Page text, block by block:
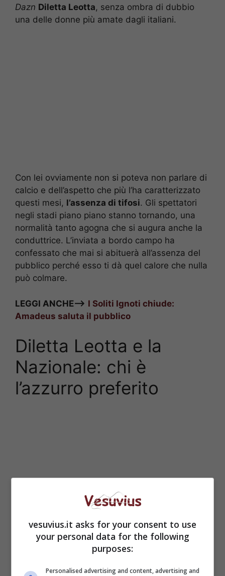
Dazn Diletta Leotta, senza ombra di dubbio
una delle donne più amate dagli italiani.
Con lei ovviamente non si poteva non parlare di
calcio e dell’aspetto che più l’ha caratterizzato
questi mesi, l’assenza di tifosi. Gli spettatori
negli stadi piano piano stanno tornando, una
normalità tanto agogna che si augura anche la
conduttrice. L’inviata a bordo campo ha
confessato che mai si abituerà all’assenza del
pubblico perché esso ti dà quel calore che nulla
può colmare.
LEGGI ANCHE—> I Soliti Ignoti chiude:
Amadeus saluta il pubblico
Diletta Leotta e la
Nazionale: chi è
l’azzurro preferito
vesuvius.it asks for your consent to use
your personal data for the following
purposes:
Personalised advertising and content, advertising and